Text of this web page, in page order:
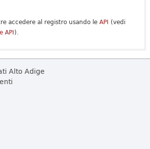
accedere al registro usando le API (vedi
API).
Alto Adige